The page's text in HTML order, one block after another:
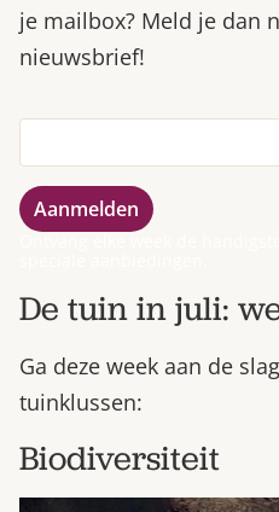
je mailbox? Meld je dan
nieuwsbrief!
De tuin in juli:
Ga deze week aan de
tuinklussen:
Biodiversiteit